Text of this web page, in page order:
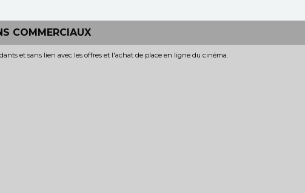
COMMERCIAUX
et sans lien avec les offres et l'achat de place en ligne du cinéma.